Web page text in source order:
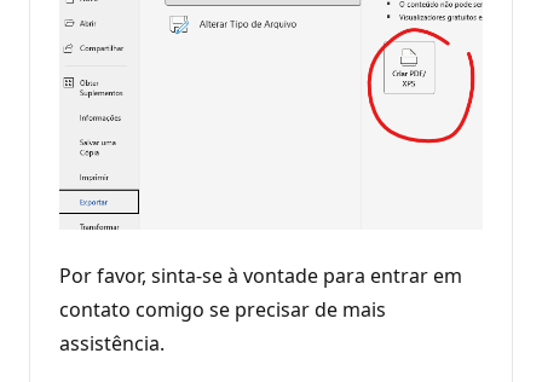
Por favor, sinta-se à vontade para entrar em
contato comigo se precisar de mais
assistência.